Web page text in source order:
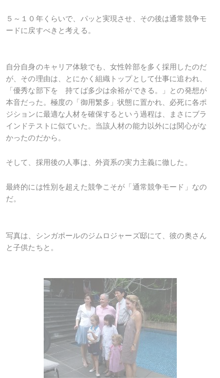
５～１０年くらいで、パッと実現させ、その後は通常競争モ
ードに戻すべきと考える。
自分自身のキャリア体験でも、女性幹部を多く採用したのだ
が、その理由は、とにかく組織トップとして仕事に追われ、
「優秀な部下を 持てば多少は余裕ができる。」との発想が
本音だった。極度の「御用繁多」状態に置かれ、必死に各ポ
ジションに最適な人材を確保するという過程は、まさにブラ
インドテストに似ていた。当該人材の能力以外には関心がな
かったのだから。
そして、採用後の人事は、外資系の実力主義に徹した。
最終的には性別を超えた競争こそが「通常競争モード」なの
だ。
写真は、シンガポールのジムロジャーズ邸にて、彼の奥さん
と子供たちと。